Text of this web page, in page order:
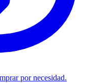
por necesidad.